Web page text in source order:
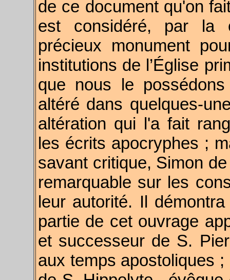
de ce document qu'on
est considéré, par la
précieux monument
institutions de l’Église
que nous le
altéré dans quelques-
altération qui l'a fait
les écrits apocryphes ;
savant critique, Simon
remarquable sur les
leur autorité. Il
partie de cet ouvrage
et successeur de S.
aux temps apostoliques